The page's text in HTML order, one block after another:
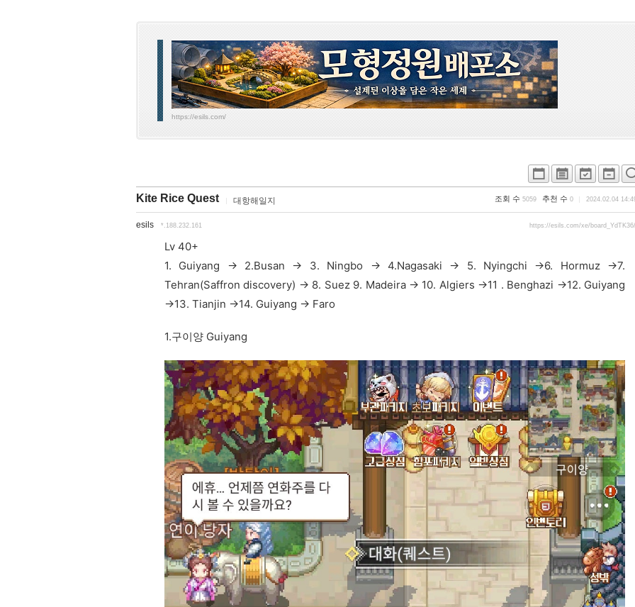
https://esils.com/
Kite Rice Quest 대항해일지 조회 수 5059 추천 수 0 2024.02.04
esils *.188.232.161 https://esils.com/xe/
Lv 40+
1. Guiyang -> 2.Busan -> 3. Ningbo -> 4.Nagasaki -> 5. Nyingchi ->6. Hormuz ->7.
Tehran(Saffron discovery) -> 8. Suez 9. Madeira -> 10. Algiers ->11 . Benghazi ->12. Guiyang
->13. Tianjin ->14. Guiyang -> Faro
1.구이양 Guiyang